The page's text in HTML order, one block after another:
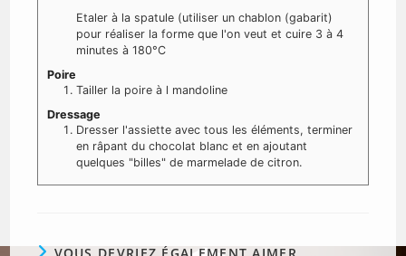
Etaler à la spatule (utiliser un chablon (gabarit)
pour réaliser la forme que l'on veut et cuire 3 à 4
minutes à 180°C
Poire
Tailler la poire à l mandoline
Dressage
Dresser l'assiette avec tous les éléments, terminer
en râpant du chocolat blanc et en ajoutant
quelques "billes" de marmelade de citron.